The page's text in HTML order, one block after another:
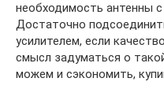
необходимость антенны
Достаточно
усилителем, если
смысл задуматься о
можем и сэкономить,